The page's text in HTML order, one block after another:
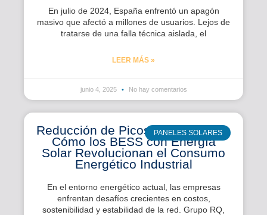
En julio de 2024, España enfrentó un apagón
masivo que afectó a millones de usuarios. Lejos de
tratarse de una falla técnica aislada, el
LEER MÁS »
junio 4, 2025 No hay comentarios
PANELES SOLARES
Reducción de Picos de Demanda:
Cómo los BESS con Energía
Solar Revolucionan el Consumo
Energético Industrial
En el entorno energético actual, las empresas
enfrentan desafíos crecientes en costos,
sostenibilidad y estabilidad de la red. Grupo RQ,